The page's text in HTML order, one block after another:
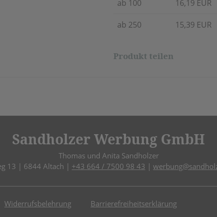
ab 100 16,19 EUR
ab 250 15,39 EUR
Produkt teilen
Sandholzer Werbung GmbH
Thomas und Anita Sandholzer
13 | 6844 Altach | +43 664 / 7500 98 43 |
Widerrufsbelehrung Barrierefreiheitserklärung